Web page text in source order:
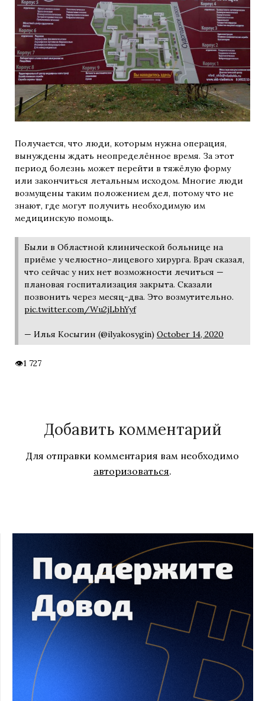
Получается, что люди, которым нужна операция,
вынуждены ждать неопределённое время. За этот
период болезнь может перейти в тяжёлую форму
или закончиться летальным исходом. Многие люди
возмущены таким положением дел, потому что не
знают, где могут получить необходимую им
медицинскую помощь.
Были в Областной клинической больнице на
приёме у челюстно-лицевого хирурга. Врач сказал,
что сейчас у них нет возможности лечиться —
плановая госпитализация закрыта. Сказали
позвонить через месяц-два. Это возмутительно.
pic.twitter.com/Wu2jLbhYyf
— Илья Косыгин (@ilyakosygin) October 14, 2020
1 727
Добавить комментарий
Для отправки комментария вам необходимо
авторизоваться.